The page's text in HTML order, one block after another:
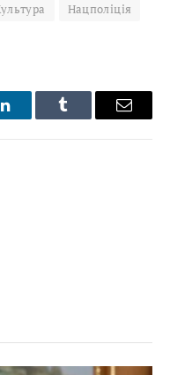
Нацполіція
LinkedInTumblr Email